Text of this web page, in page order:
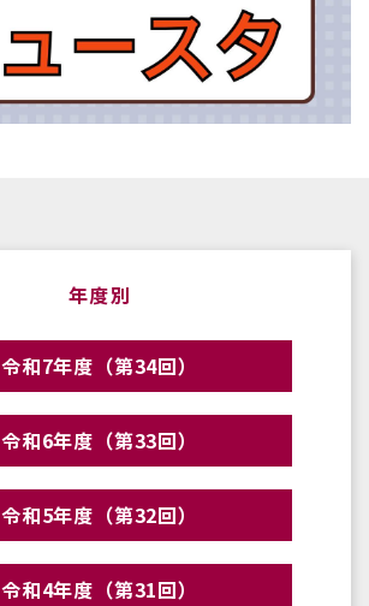
年度別
令和7年度（第34回）
令和6年度（第33回）
令和5年度（第32回）
令和4年度（第31回）